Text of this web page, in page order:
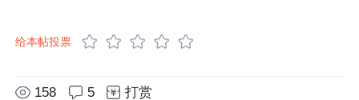
给本帖投票
158 5 打赏